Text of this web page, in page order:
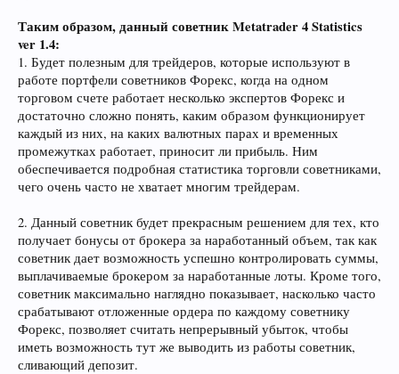
Таким образом, данный советник Metatrader 4 Statistics
ver 1.4:
1. Будет полезным для трейдеров, которые используют в
работе портфели советников Форекс, когда на одном
торговом счете работает несколько экспертов Форекс и
достаточно сложно понять, каким образом функционирует
каждый из них, на каких валютных парах и временных
промежутках работает, приносит ли прибыль. Ним
обеспечивается подробная статистика торговли советниками,
чего очень часто не хватает многим трейдерам.
2. Данный советник будет прекрасным решением для тех, кто
получает бонусы от брокера за наработанный объем, так как
советник дает возможность успешно контролировать суммы,
выплачиваемые брокером за наработанные лоты. Кроме того,
советник максимально наглядно показывает, насколько часто
срабатывают отложенные ордера по каждому советнику
Форекс, позволяет считать непрерывный убыток, чтобы
иметь возможность тут же выводить из работы советник,
сливающий депозит.